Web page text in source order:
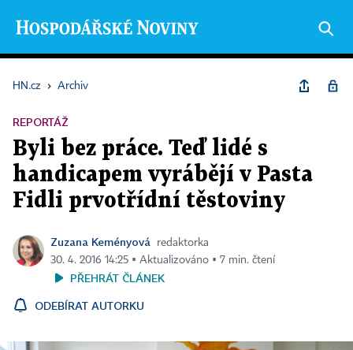
HN.cz › Archiv
REPORTÁŽ
Byli bez práce. Teď lidé s
handicapem vyrábějí v Pasta
Fidli prvotřídní těstoviny
Zuzana Keményová
redaktorka
30. 4. 2016 14:25 ▪ Aktualizováno ▪ 7 min. čtení
PŘEHRÁT ČLÁNEK
ODEBÍRAT AUTORKU